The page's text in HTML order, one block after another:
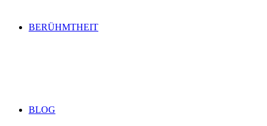
BERÜHMTHEIT
BLOG